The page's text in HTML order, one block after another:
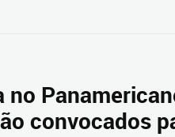
no
convocados